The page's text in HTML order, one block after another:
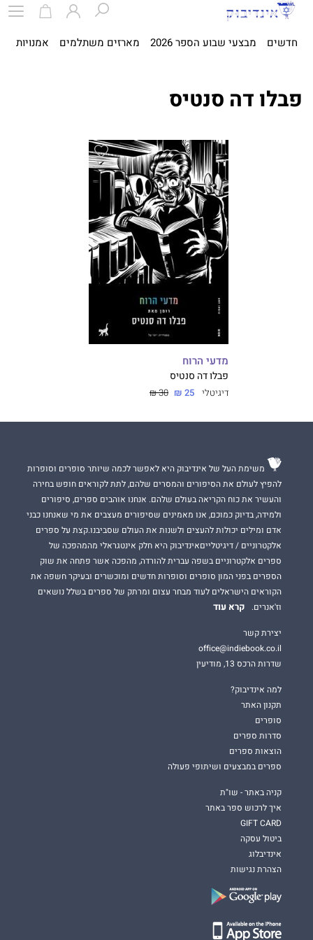
חדשים מבצעי שבוע הספר 2026 מארזים משתלמים אמנויות
פבלו דה סנטיס
מדעי הרוח
פבלו דה סנטיס
דיגיטלי 25 ₪
30 ₪
משימת העל של אינדיבוק היא לאפשר לכמה שיותר סופרים וסופרות
להפיץ לעולם את הסיפורים והמסרים שלהם, לתת לקוראים חופש בחירה
והעשיר את כוח הקריאה בעולם שלהם. אנחנו אוהבים ספרים, סיפורים
ולמידה, בדיוק כמוכם, אנו מאמינים שסיפורים מעצבים את מי שאנחנו כבני
אדם ומילים יכולות להעצים ולשנות את העולם שסביבנו.קצת על ספרים
אלקטרוניים / דיגיטלייםאינדיבוק היא חלק אינטגראלי מהמהפכה של
ספרים אלקטרוניים בשפה עברית להורדה, מהפכה אשר פתחה את שוק
הספרים בפני המון סופרים וסופרות חדשים ומוכשרים ובעיקר חשפה את
הקוראים הישראלים לעוד מבחר עצום ומרתק של ספרים בשלל נושאים
וז'אנרים.
קרא עוד
יצירת קשר
office@indiebook.co.il
שדרות הרכס 13, מודיעין
למה אינדיבוק?
תקנון האתר
סופרים
סדרות ספרים
הוצאות ספרים
ספרים במבצעים ושיתופי פעולה
קניה באתר - שו"ת
איך לרכוש ספר באתר
GIFT CARD
ביטול עסקה
אינדיבלוג
הצהרת נגישות